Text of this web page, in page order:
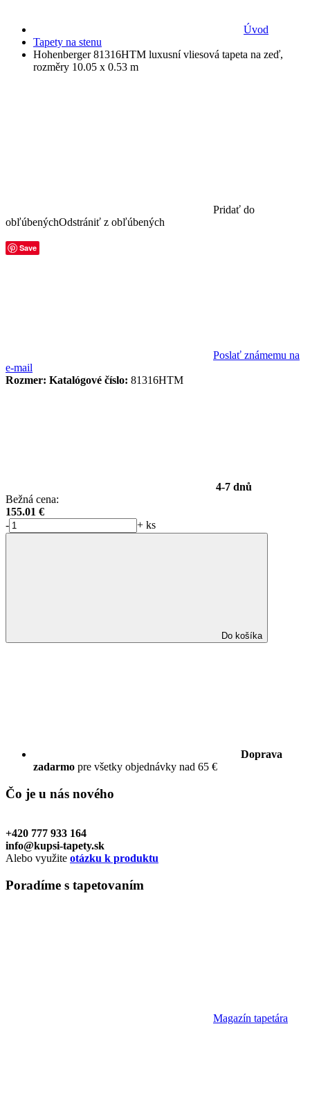
Úvod
Tapety na stenu
Hohenberger 81316HTM luxusní vliesová tapeta na zeď,
rozměry 10.05 x 0.53 m
Pridať do
obľúbenýchOdstrániť z obľúbených
Save
Poslať známemu na
e-mail
Rozmer: Katalógové číslo: 81316HTM
4-7 dnů
Bežná cena:
155.01 €
-
+ ks
Do košíka
Doprava
zadarmo pre všetky objednávky nad 65 €
Čo je u nás nového
+420 777 933 164
info@kupsi-tapety.sk
Alebo využite otázku k produktu
Poradíme s tapetovaním
Magazín tapetára